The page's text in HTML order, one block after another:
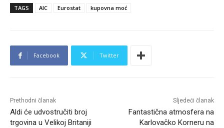
TAGS AIC Eurostat kupovna moć
Facebook Twitter
Prethodni članak
Aldi će udvostručiti broj
trgovina u Velikoj Britaniji
Sljedeći članak
Fantastična atmosfera na
Karlovačko Korneru na